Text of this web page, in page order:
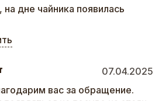
дне чайника появилась
07.04.2025
вас за обращение.